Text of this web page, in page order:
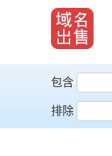
包含
排除